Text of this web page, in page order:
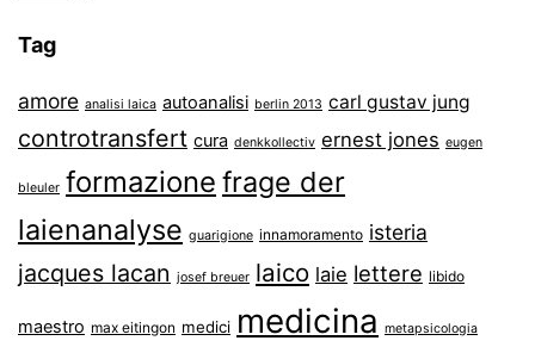
Tag
amore analisi laica autoanalisi berlin 2013 carl gustav jung
controtransfert cura denkkollectiv ernest jones eugen
bleuler formazione frage der
laienanalyse guarigione innamoramento isteria
jacques lacan josef breuer laico laie lettere libido
maestro max eitingon medici medicina metapsicologia